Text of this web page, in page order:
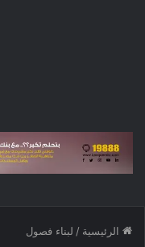
الرئيسية / لبناء فصول